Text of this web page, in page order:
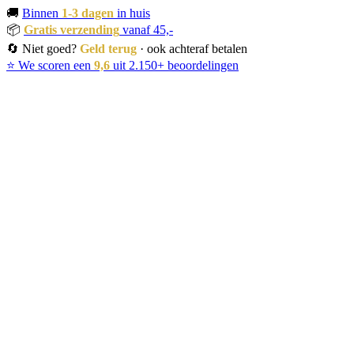
🚚 Binnen 1-3 dagen in huis
📦 Gratis verzending vanaf 45,-
🔄 Niet goed? Geld terug · ook achteraf betalen
⭐ We scoren een 9,6 uit 2.150+ beoordelingen